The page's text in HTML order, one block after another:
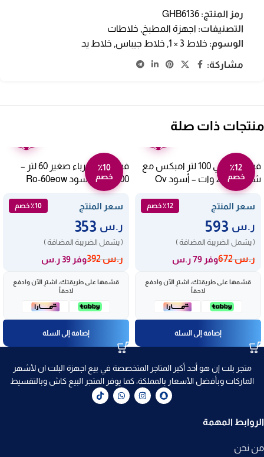
رمز المنتج: GHB6136
التصنيفات: اجهزة المطبخ , خلاطات
الوسوم: خلاط 3 × 1 , خلاط جيباس, خلاط يد
مشاركة:
منتجات ذات صلة
٪12
خصم
فرن كهربائي 100 لتر امبكس مع
شواية 2200 وات – أسود Ov
2904
سعر المنتج
٪12 خصم
ر.س
( يشمل الضريبة المضافة )
ر.س672 وفر 79 ر.س
قسّمها على طريقتك، اشترِ الآن وادفع
لاحقاً
إضافة إلى السلة
٪10
خصم
فرن ارو كهرباء صغير 60 لتر –
2000 وات أسود Ro-60eow
سعر المنتج ٪10 خصم
ر.س
( يشمل الضريبة المضافة )
ر.س392 وفر 39 ر.س
قسّمها على طريقتك، اشترِ الآن وادفع
لاحقاً
إضافة إلى السلة
متجر بلت إن هو أحد أكبر المتاجر المتخصصة في بيع اجهزة البلت ان لأشهر
الماركات وبأفضل الأسعار بالمملكة، كما يوفر المتجر البيع كاش وبالتقسيط
الروابط المهمة
من نحن